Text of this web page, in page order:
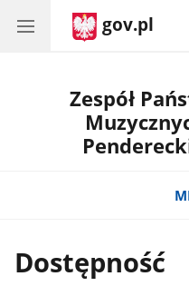
gov.pl
Zespół
Dostępność